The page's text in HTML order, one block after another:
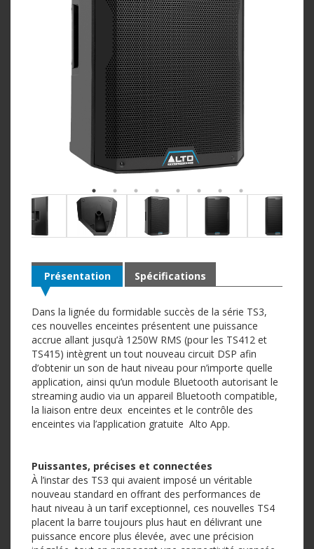
Présentation
Dans la lignée du formidable succès de la série TS3,
ces nouvelles enceintes présentent une puissance
accrue allant jusqu’à 1250W RMS (pour les TS412 et
TS415) intègrent un tout nouveau circuit DSP afin
d’obtenir un son de haut niveau pour n’importe quelle
application, ainsi qu’un module Bluetooth autorisant le
streaming audio via un appareil Bluetooth compatible,
la liaison entre deux enceintes et le contrôle des
enceintes via l’application gratuite Alto App.
Puissantes, précises et connectées
À l’instar des TS3 qui avaient imposé un véritable
nouveau standard en offrant des performances de
haut niveau à un tarif exceptionnel, ces nouvelles TS4
placent la barre toujours plus haut en délivrant une
puissance encore plus élevée, avec une précision
Spécifications